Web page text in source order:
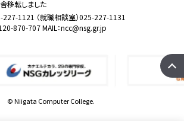
移転しました
227-1121 （就職相談室）025-227-1131
870-707 MAIL：ncc@nsg.gr.jp
© Niigata Computer College.